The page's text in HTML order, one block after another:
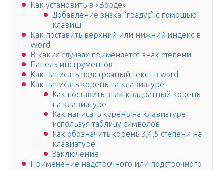
Как установить в «Ворде»
Добавление знака “градус” с помощью
клавиш
Как поставить верхний или нижний индекс в
Word
В каких случаях применяется знак степени
Панель инструментов
Как написать подстрочный текст в word
Как написать корень на клавиатуре
Как поставить знак квадратный корень
на клавиатуре
Как написать корень на клавиатуре
используя таблицу символов
Как обозначить корень 3,4,5 степени на
клавиатуре
Заключение
Применение надстрочного или подстрочного